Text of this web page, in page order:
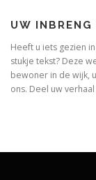
UW INBRENG
Heeft u iets gezien
stukje tekst? Deze
bewoner in de wijk,
ons. Deel uw